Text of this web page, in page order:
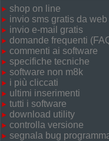
shop on line
invio sms gratis da web
invio e-mail gratis
domande frequenti
commenti ai software
specifiche tecniche
software non m8k
i più cliccati
ultimi inserimenti
tutti i software
download utility
controlla versione
segnala bug